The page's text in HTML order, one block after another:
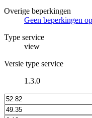
Overige beperkingen
Geen beperkingen
Type service
view
Versie type service
1.3.0